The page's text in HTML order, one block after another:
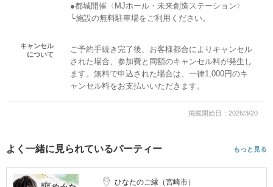
●都城開催〈MJホール・未来創造ステーション〉
└施設の無料駐車場をご利用ください。
キャンセル
について
ご予約手続き完了後、お客様都合によりキャンセル
された場合、参加費と同額のキャンセル料が発生し
ます。無料で申込された場合は、一律1,000円のキ
ャンセル料をお支払いいただきます。
掲載開始日：2026/3/20
よく一緒に見られているパーティー もっと見る
ひなたのご縁（宮崎市）